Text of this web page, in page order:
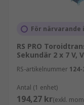
För
RS PRO
Sekundär 2 x 7 V,
RS-artikelnummer
Antal (1 enhet)
194,27 kr(exkl.